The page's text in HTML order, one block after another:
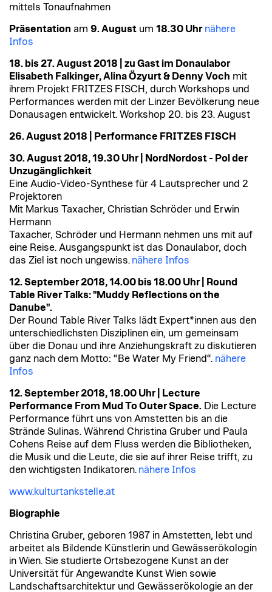
mittels Tonaufnahmen
Präsentation am 9. August um 18.30 Uhr nähere
Infos
18. bis 27. August 2018 | zu Gast im Donaulabor
Elisabeth Falkinger, Alina Özyurt & Denny Voch mit
ihrem Projekt FRITZES FISCH, durch Workshops und
Performances werden mit der Linzer Bevölkerung neue
Donausagen entwickelt. Workshop 20. bis 23. August
26. August 2018 | Performance FRITZES FISCH
30. August 2018, 19.30 Uhr |
NordNordost - Pol der
Unzugänglichkeit
Eine Audio-Video-Synthese für 4 Lautsprecher und 2
Projektoren
Mit Markus Taxacher, Christian Schröder und Erwin
Hermann
Taxacher, Schröder und Hermann nehmen uns mit auf
eine Reise. Ausgangspunkt ist das Donaulabor, doch
das Ziel ist noch ungewiss. nähere Infos
12. September 2018, 14.00 bis 18.00 Uhr | Round
Table River Talks: "Muddy Reflections on the
Danube".
Der Round Table River Talks lädt Expert*innen aus den
unterschiedlichsten Disziplinen ein, um gemeinsam
über die Donau und ihre Anziehungskraft zu diskutieren
ganz nach dem Motto: “Be Water My Friend“. nähere
Infos
12. September 2018, 18.00 Uhr | Lecture
Performance From Mud To Outer Space. Die Lecture
Performance führt uns von Amstetten bis an die
Strände Sulinas. Während Christina Gruber und Paula
Cohens Reise auf dem Fluss werden die Bibliotheken,
die Musik und die Leute, die sie auf ihrer Reise trifft, zu
den wichtigsten Indikatoren. nähere Infos
www.kulturtankstelle.at
Biographie
Christina Gruber, geboren 1987 in Amstetten, lebt und
arbeitet als Bildende Künstlerin und Gewässerökologin
in Wien. Sie studierte Ortsbezogene Kunst an der
Universität für Angewandte Kunst Wien sowie
Landschaftsarchitektur und Gewässerökologie an der